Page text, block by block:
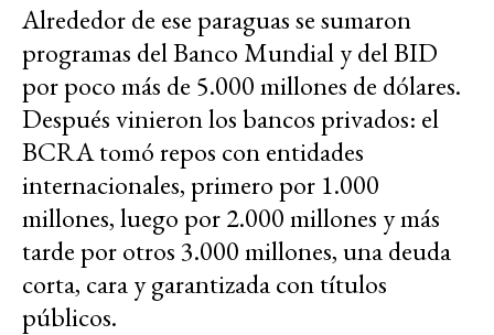
Alrededor de ese paraguas se sumaron
programas del Banco Mundial y del BID
por poco más de 5.000 millones de dólares.
Después vinieron los bancos privados: el
BCRA tomó repos con entidades
internacionales, primero por 1.000
millones, luego por 2.000 millones y más
tarde por otros 3.000 millones, una deuda
corta, cara y garantizada con títulos
públicos.